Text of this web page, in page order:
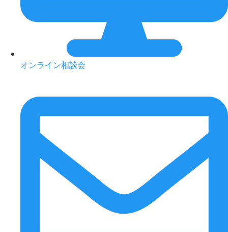
オンライン相談会